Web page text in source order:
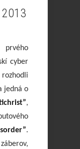
2013
cyber
jedná o
,
.